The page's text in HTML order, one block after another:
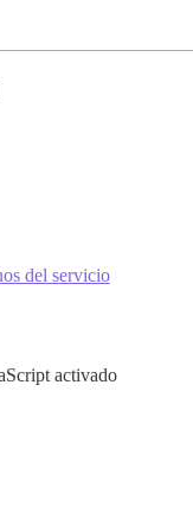
del servicio
activado